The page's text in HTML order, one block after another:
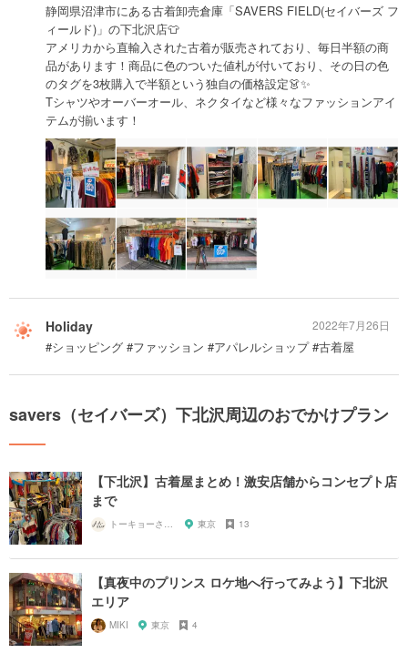
静岡県沼津市にある古着卸売倉庫「SAVERS FIELD(セイバーズ フ
ィールド)」の下北沢店👕
アメリカから直輸入された古着が販売されており、毎日半額の商
品があります！商品に色のついた値札が付いており、その日の色
のタグを3枚購入で半額という独自の価格設定👗✨
Tシャツやオーバーオール、ネクタイなど様々なファッションアイ
テムが揃います！
Holiday
#ショッピング #ファッション #アパレルショップ #古着屋
2022年7月26日
savers（セイバーズ）下北沢周辺のおでかけプラン
【下北沢】古着屋まとめ！激安店舗からコンセプト店
まで
トーキョーさんぽ 東京 13
【真夜中のプリンス ロケ地へ行ってみよう】下北沢
エリア
MIKI 東京 4